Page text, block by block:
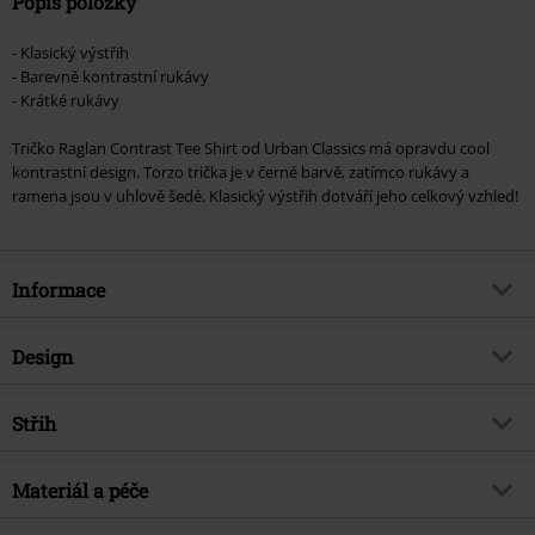
- Klasický výstřih
- Barevně kontrastní rukávy
- Krátké rukávy
Tričko Raglan Contrast Tee Shirt od Urban Classics má opravdu cool
kontrastní design. Torzo trička je v černé barvě, zatímco rukávy a
ramena jsou v uhlově šedé. Klasický výstřih dotváří jeho celkový vzhled!
Informace
Zboží č.
Brand
Datum vydání
Design
Typ výrobku
Vytištěno
Střih
Střih/vrchní díl
Materiál a péče